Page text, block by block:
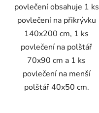
povlečení obsahuje 1 ks
povlečení na přikrývku
140x200 cm, 1 ks
povlečení na polštář
70x90 cm a 1 ks
povlečení na menší
polštář 40x50 cm.